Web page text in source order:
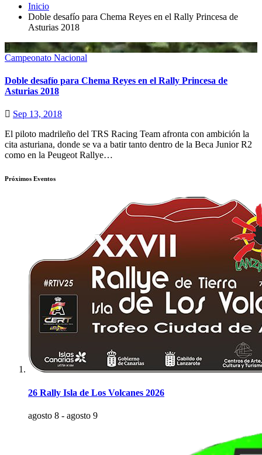
Inicio
Doble desafío para Chema Reyes en el Rally Princesa de
Asturias 2018
Campeonato Nacional
Doble desafío para Chema Reyes en el Rally Princesa de
Asturias 2018
Sep 13, 2018
El piloto madrileño del TRS Racing Team afronta con ambición la
cita asturiana, donde se va a batir tanto dentro de la Beca Junior R2
como en la Peugeot Rallye…
Próximos Eventos
26 Rally Isla de Los Volcanes 2026
agosto 8 - agosto 9